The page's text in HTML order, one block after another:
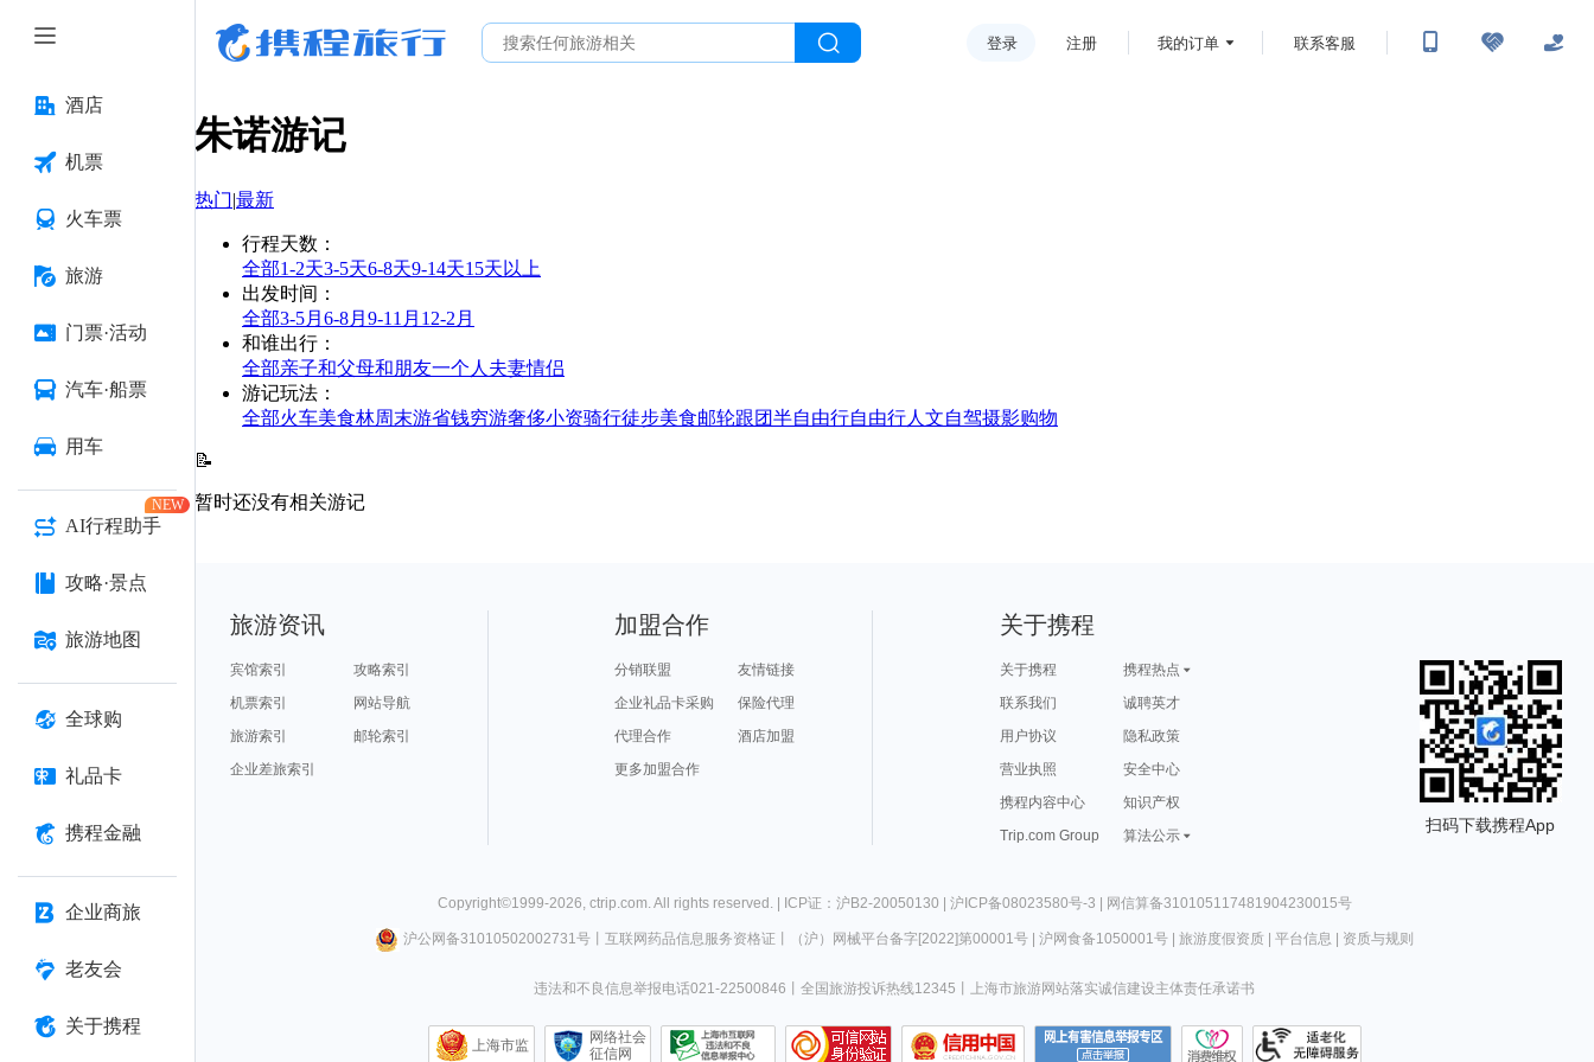
酒店
机票
火车票
旅游
门票·活动
汽车·船票
用车
AI行程助手
NEW
攻略·景点
旅游地图
全球购
礼品卡
携程金融
企业商旅
老友会
关于携程
登录 注册 我的订单 联系客服
朱诺游记
热门|最新
行程天数 ：
全部1-2天3-5天6-8天9-14天15天以上
出发时间 ：
全部3-5月 6-8月 9-11月 12-2月
和谁出行 ：
全部亲子和父母和朋友一个人 夫妻情侣
游记玩法 ：
全部火车美食林周末游省钱穷游奢侈小资骑行徒步美食邮轮跟团半自由行自由行人文自驾摄影购物
📝
暂时还没有相关游记
旅游资讯
宾馆索引
攻略索引
机票索引
网站导航
旅游索引
邮轮索引
企业差旅索引
加盟合作
分销联盟
友情链接
企业礼品卡采购
保险代理
代理合作
酒店加盟
更多加盟合作
关于携程
关于携程
携程热点
联系我们
诚聘英才
用户协议
隐私政策
营业执照
安全中心
携程内容中心
知识产权
Trip.com Group
算法公示
扫码下载携程App
Copyright©1999-2026, ctrip.com. All rights reserved. | ICP证：沪B2-20050130 | 沪ICP备08023580号-3 | 网信算备310105117481904230015号
沪公网备31010502002731号丨 互联网药品信息服务资格证 （沪）网械平台备字[2022]第00001号| 沪网食备1050001号| 旅游度假资质| 平台信息 资质与规则
违法和不良信息举报电话021-22500846 全国旅游投诉热线12345 上海市旅游网站落实诚信建设主体责任承诺书
上海市监
网络社会
征信网